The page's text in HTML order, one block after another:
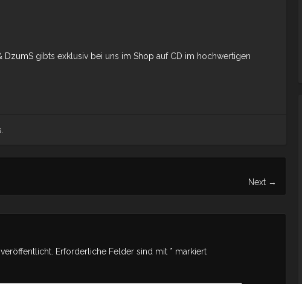
DzumS gibts exklusiv bei uns im Shop auf CD im hochwertigen
.
Next →
Erforderliche Felder sind mit * markiert